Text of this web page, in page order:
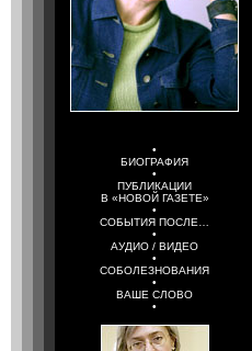
•
БИОГРАФИЯ
•
ПУБЛИКАЦИИ
В «НОВОЙ ГАЗЕТЕ»
•
СОБЫТИЯ ПОСЛЕ…
•
АУДИО / ВИДЕО
•
СОБОЛЕЗНОВАНИЯ
•
ВАШЕ СЛОВО
•